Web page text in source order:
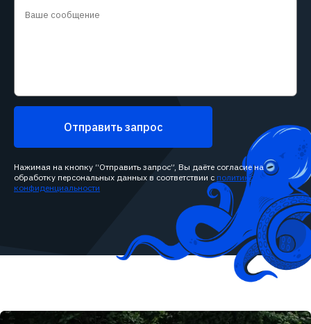
Отправить запрос
Нажимая на кнопку “Отправить запрос”, Вы даёте согласие на
обработку персональных данных в соответствии с политикой
конфиденциальности